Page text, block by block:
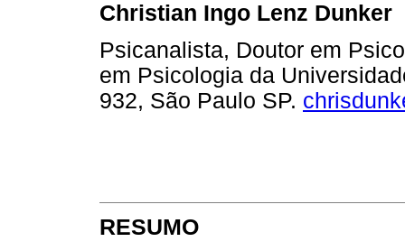
Christian Ingo Lenz Dunker
Psicanalista, Doutor em
em Psicologia da
932, São Paulo SP.
RESUMO